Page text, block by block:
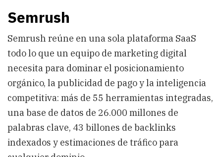
Semrush
Semrush reúne en una sola plataforma SaaS
todo lo que un equipo de marketing digital
necesita para dominar el posicionamiento
orgánico, la publicidad de pago y la inteligencia
competitiva: más de 55 herramientas integradas,
una base de datos de 26.000 millones de
palabras clave, 43 billones de backlinks
indexados y estimaciones de tráfico para